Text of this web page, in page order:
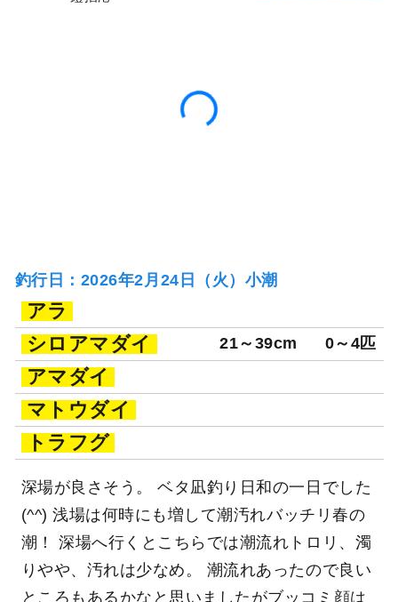
神奈川県 三浦郡葉山町 葉山
釣行日：2026年2月24日（火）小潮
アラ
シロアマダイ
21～39cm 0～4匹
アマダイ
マトウダイ
トラフグ